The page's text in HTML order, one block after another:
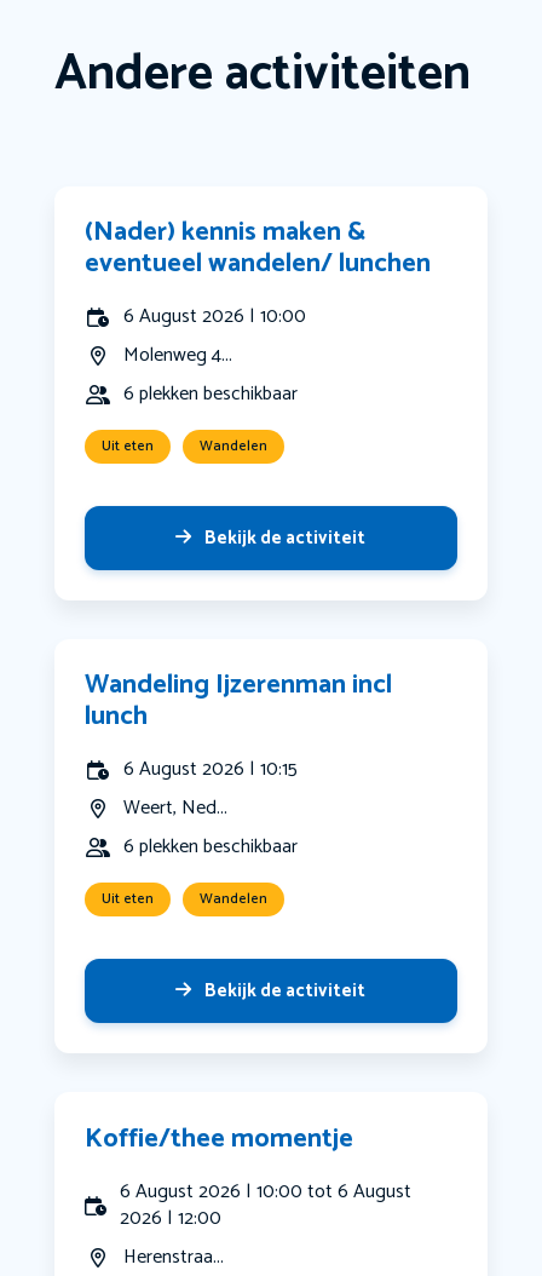
Andere activiteiten
(Nader) kennis maken &
eventueel wandelen/ lunchen
6 August 2026 | 10:00
Molenweg 4...
6 plekken beschikbaar
Uit eten Wandelen
Bekijk de activiteit
Wandeling Ijzerenman incl
lunch
6 August 2026 | 10:15
Weert, Ned...
6 plekken beschikbaar
Uit eten Wandelen
Bekijk de activiteit
Koffie/thee momentje
6 August 2026 | 10:00 tot 6 August
2026 | 12:00
Herenstraa...